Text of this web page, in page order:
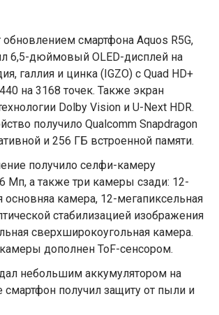
обновлением смартфона Aquos R5G,
6,5-дюймовый OLED-дисплей на
галлия и цинка (IGZO) с Quad HD+
на 3168 точек. Также экран
Dolby Vision и U-Next HDR.
получило Qualcomm Snapdragon
и 256 ГБ встроенной памяти.
получило селфи-камеру
Мп, а также три камеры сзади: 12-
основняа камера, 12-мегапиксельная
стабилизацией изображения
сверхширокоугольная камера.
дополнен ToF-сенсором.
небольшим аккумулятором на
смартфон получил защиту от пыли и